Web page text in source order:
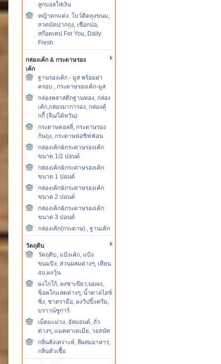
ลูกบอลใส่เงิน
หญ้าตกแต่ง. โบว์ติดถุงขนม,
ลวดมัดปากถุง, เชือกปอ,
สก๊อตเทป For You, Daily
Fresh
กล่องเค้ก & กระดาษรอง
เค้ก
ฐานรองเค้ก - มูส พร้อมฝา
ครอบ , กระดาษรองเค้ก-มูส
กล่องพลาสติกฐานทอง, กล่อง
เค้ก,กล่องมาการอง, กล่องคุ้
กกี้ (จีน/ไต้หวัน)
กระดาษดอลลี่, กระดาษรอง
ก้นถุง, กระดาษห่อชิฟฟ่อน
กล่องเค้ก&กระดาษรองเค้ก
ขนาด 1/2 ปอนด์
กล่องเค้ก&กระดาษรองเค้ก
ขนาด 1 ปอนด์
กล่องเค้ก&กระดาษรองเค้ก
ขนาด 2 ปอนด์
กล่องเค้ก&กระดาษรองเค้ก
ขนาด 3 ปอนด์
กล่องเค้ก(กระดาษ) , ฐานเค้ก
วัตถุดิบ
วัตถุดิบ, แป้งเค้ก, แป้ง
ขนมปัง, ส่วนผสมต่างๆ, เทียน
อบ,ผงวุ้น
ผงโกโก้, ผงชาเขียว,นมผง,
ช็อคโกแลตต่างๆ, น้ำตาลไอซ์
ซิ่ง, ชาตรามือ, ผงวิปปิ้งครีม,
บราวน์ซูการ์
เม็ดมะม่วง, อัลมอนต์, ถั่ว
ต่างๆ, แมคคาเดเมีย, วอลนัท
กลิ่นสังเคราะห์, สีผสมอาหาร,
กลิ่นหัวเชื้อ